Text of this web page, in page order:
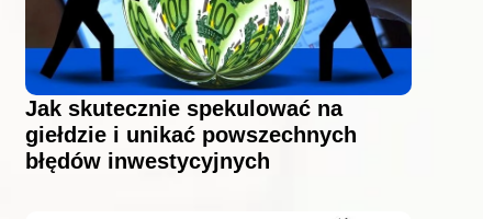
Jak skutecznie spekulować na
giełdzie i unikać powszechnych
błędów inwestycyjnych